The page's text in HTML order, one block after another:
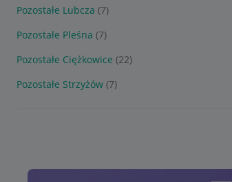
Pozostałe Lubcza (7)
Pozostałe Pleśna (7)
Pozostałe Ciężkowice (22)
Pozostałe Strzyżów (7)